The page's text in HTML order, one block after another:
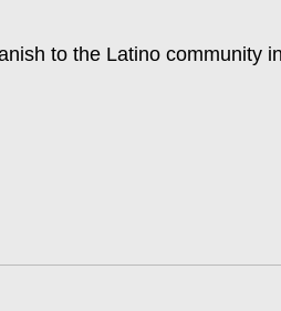
to the Latino community in